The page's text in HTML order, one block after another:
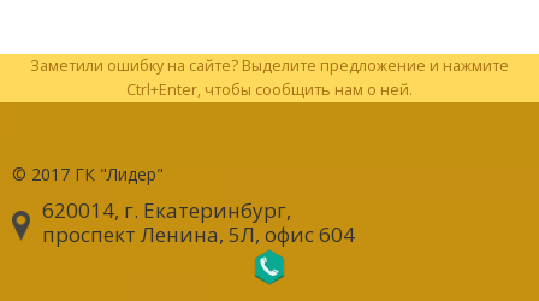
Заметили ошибку на сайте? Выделите предложение и нажмите
Ctrl+Enter, чтобы сообщить нам о ней.
© 2017 ГК "Лидер"
620014, г. Екатеринбург,
проспект Ленина, 5Л, офис 604